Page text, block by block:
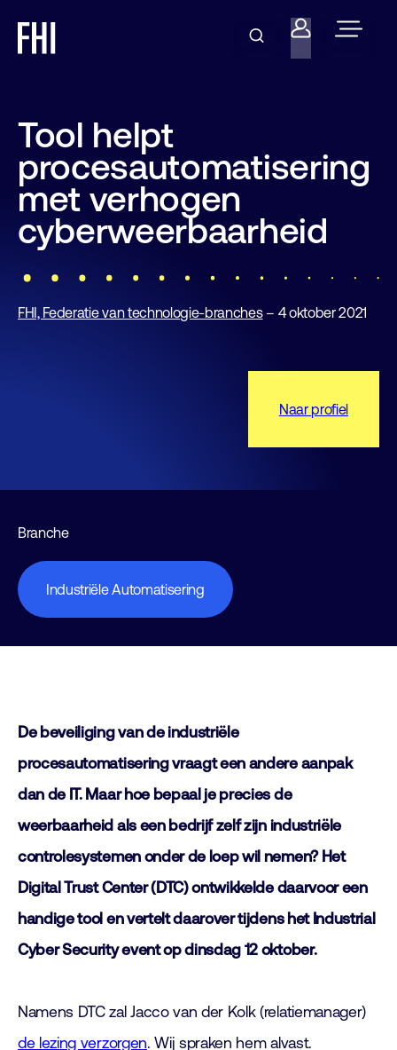
Tool helpt
procesautomatisering
met verhogen
cyberweerbaarheid
FHI, Federatie van technologie-branches– 4 oktober 2021
Naar profiel
Branche
Industriële Automatisering
De beveiliging van de industriële
procesautomatisering vraagt een andere aanpak
dan de IT. Maar hoe bepaal je precies de
weerbaarheid als een bedrijf zelf zijn industriële
controlesystemen onder de loep wil nemen? Het
Digital Trust Center (DTC) ontwikkelde daarvoor een
handige tool en vertelt daarover tijdens het Industrial
Cyber Security event op dinsdag 12 oktober.
Namens DTC zal Jacco van der Kolk (relatiemanager)
de lezing verzorgen. Wij spraken hem alvast.